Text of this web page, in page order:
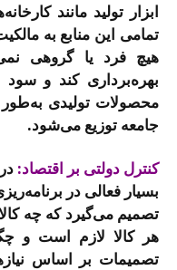
ابزار تولید مانند
تمامی این منابع به
هیچ فرد یا گروهی
بهره‌برداری کند و
محصولات تولیدی به‌طور
جامعه توزیع می‌شود.
کنترل دولتی بر اقتصاد:
بسیار فعالی در
تصمیم می‌گیرد که چه
هر کالا لازم است و
تصمیمات بر اساس